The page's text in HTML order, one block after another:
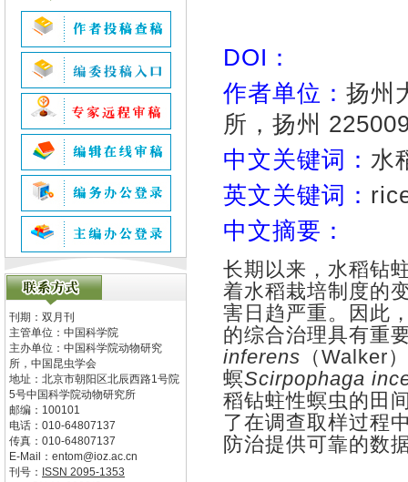
刊期：双月刊
主管单位： 中国科学院
主办单位： 中国科学院动物研究
所，中国昆虫学会
地址： 北京市朝阳区北辰西路1号院
5号中国科学院动物研究所
邮编： 100101
电话： 010-64807137
传真： 010-64807137
E-Mail： entom@ioz.ac.cn
刊号： ISSN 2095-1353
DOI：
作者单位： 扬州
所，扬州
中文关键词： 水
英文关键词：
中文摘要：
长期以来，水稻钻
着水稻栽培制度的
害日趋严重。因此
的综合治理具有重
inferens （Walker
螟Scirpophaga
稻钻蛀性螟虫的田
了在调查取样过程
防治提供可靠的数